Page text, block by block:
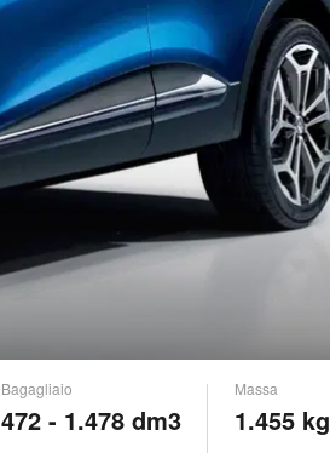
Bagagliaio
472 - 1.478 dm3
Massa
1.455 kg